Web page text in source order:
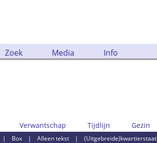
Zoek Media Info
Verwantschap Tijdlijn Gezin
| Box |Alleen tekst |(Uitgebreide)kwartierstaat